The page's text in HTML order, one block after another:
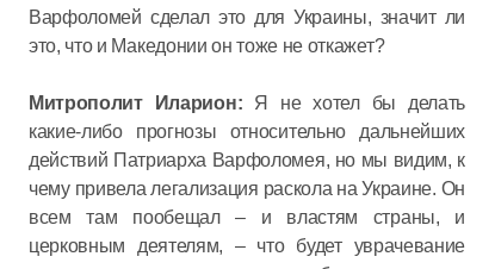
Варфоломей сделал это для Украины, значит ли
это, что и Македонии он тоже не откажет?
Митрополит Иларион: Я не хотел бы делать
какие-либо прогнозы относительно дальнейших
действий Патриарха Варфоломея, но мы видим, к
чему привела легализация раскола на Украине. Он
всем там пообещал – и властям страны, и
церковным деятелям, – что будет уврачевание